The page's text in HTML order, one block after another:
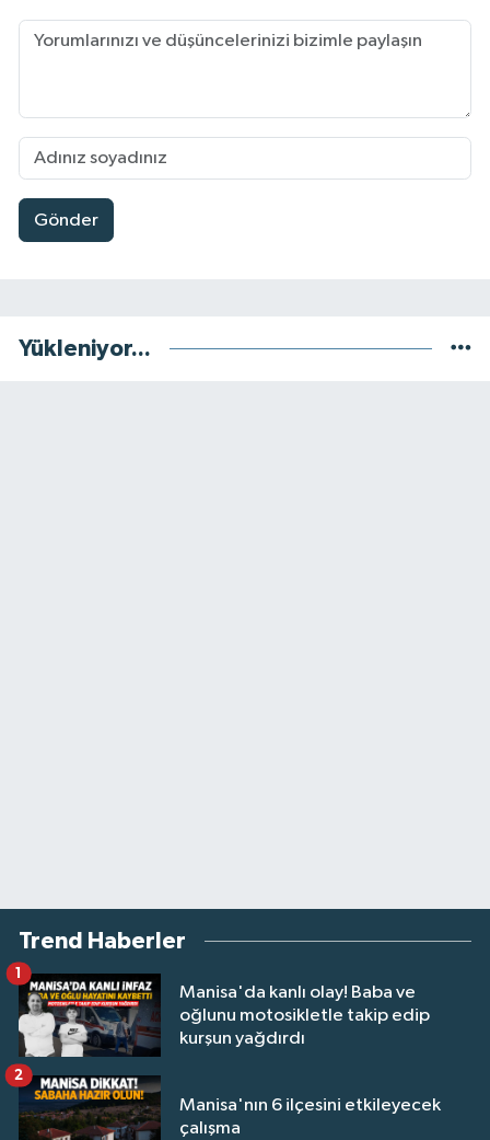
Gönder
Yükleniyor...
Trend Haberler
Manisa'da kanlı olay! Baba ve
oğlunu motosikletle takip edip
kurşun yağdırdı
1
Manisa'nın 6 ilçesini etkileyecek
çalışma
2